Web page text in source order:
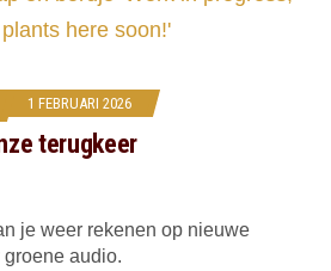
1 FEBRUARI 2026
terugkeer
je weer rekenen op nieuwe
audio.